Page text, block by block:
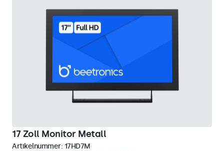
17 Zoll Monitor Metall
Artikelnummer: 17HD7M